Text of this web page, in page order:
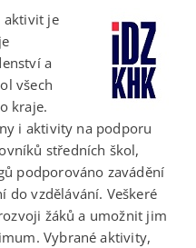
aktivit je
a
všech
kraje.
i aktivity na podporu
středních škol,
podporováno zavádění
do vzdělávání. Veškeré
žáků a umožnit jim
Vybrané aktivity,